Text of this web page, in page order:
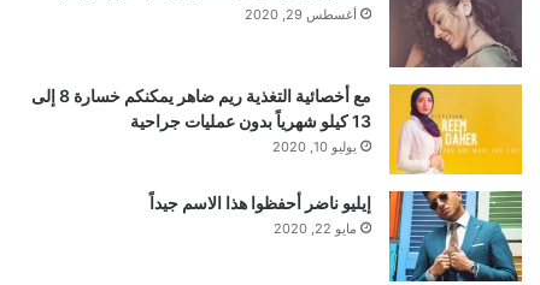
أغسطس 29, 2020
مع أخصائية التغذية ريم ضاهر يمكنكم خسارة 8 إلى
13 كيلو شهرياً بدون عمليات جراحية
يوليو 10, 2020
إيليو ناضر أحفظوا هذا الاسم جيداً
مايو 22, 2020